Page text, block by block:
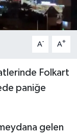
A- A+
Folkart
paniğe
gelen